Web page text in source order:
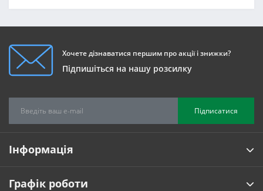
Хочете дізнаватися першим про акції і знижки?
Підпишіться на нашу розсилку
Підписатися
Інформація
Графік роботи